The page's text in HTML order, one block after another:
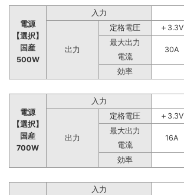
電源
【選択】
国産
500W
入力
出力
定格電圧 ＋3.3V
最大出力
30A
電流
効率
電源
【選択】
国産
700W
入力
出力
定格電圧 ＋3.3V
最大出力
16A
電流
効率
入力